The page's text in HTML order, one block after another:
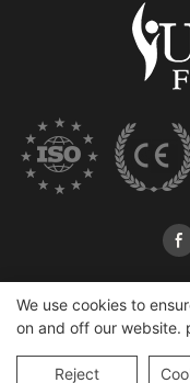
Mualliflik huquqi ©
We use cookies to
on and off our website.
Reject